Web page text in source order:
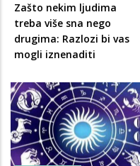
Zašto nekim ljudima
treba više sna nego
drugima: Razlozi bi vas
mogli iznenaditi